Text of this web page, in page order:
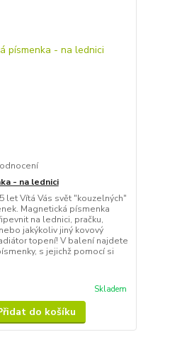
- na lednici
let Vítá Vás svět "kouzelných"
Magnetická písmenka
na lednici, pračku,
jakýkoliv jiný kovový
topení! V balení najdete
s jejichž pomocí si
Skladem
do košíku